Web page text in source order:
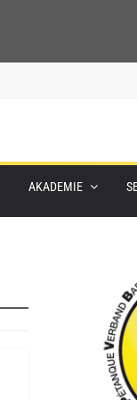
AKADEMIE